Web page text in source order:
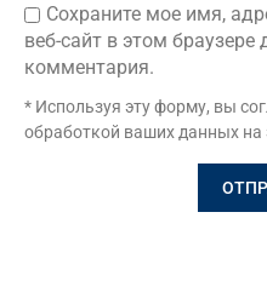
Сохраните мое имя,
веб-сайт в этом
комментария.
* Используя эту форму, вы
обработкой ваших данных на